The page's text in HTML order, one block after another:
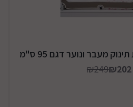
מעבר ונוער דגם 95 ס"מ
₪202
₪249